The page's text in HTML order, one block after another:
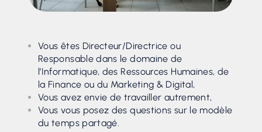
Vous êtes Directeur/Directrice ou
Responsable dans le domaine de
l’Informatique, des Ressources Humaines, de
la Finance ou du Marketing & Digital,
Vous avez envie de travailler autrement,
Vous vous posez des questions sur le modèle
du temps partagé.